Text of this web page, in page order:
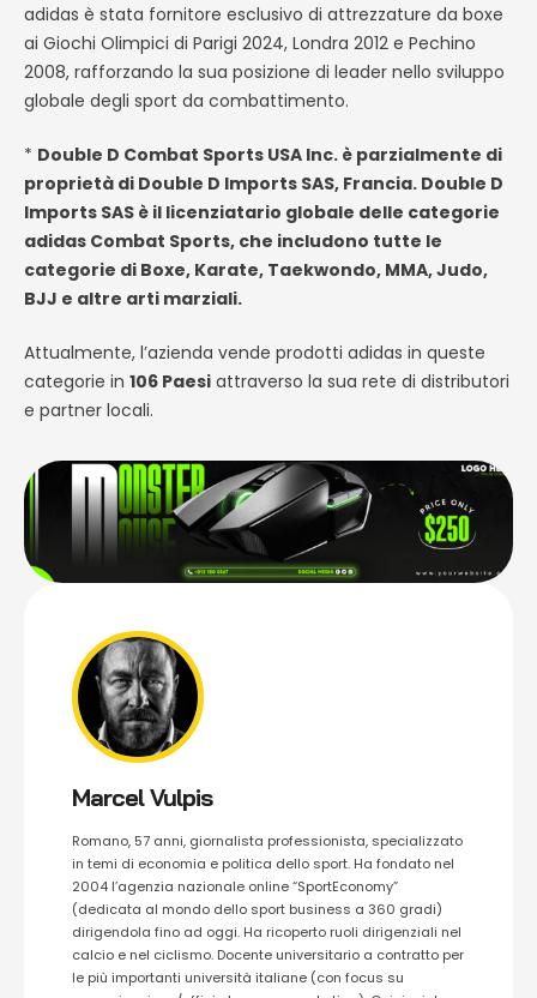
adidas è stata fornitore esclusivo di attrezzature da boxe
ai Giochi Olimpici di Parigi 2024, Londra 2012 e Pechino
2008, rafforzando la sua posizione di leader nello sviluppo
globale degli sport da combattimento.
* Double D Combat Sports USA Inc. è parzialmente di
proprietà di Double D Imports SAS, Francia. Double D
Imports SAS è il licenziatario globale delle categorie
adidas Combat Sports, che includono tutte le
categorie di Boxe, Karate, Taekwondo, MMA, Judo,
BJJ e altre arti marziali.
Attualmente, l’azienda vende prodotti adidas in queste
categorie in 106 Paesi attraverso la sua rete di distributori
e partner locali.
Marcel Vulpis
Romano, 57 anni, giornalista professionista, specializzato
in temi di economia e politica dello sport. Ha fondato nel
2004 l’agenzia nazionale online “SportEconomy”
(dedicata al mondo dello sport business a 360 gradi)
dirigendola fino ad oggi. Ha ricoperto ruoli dirigenziali nel
calcio e nel ciclismo. Docente universitario a contratto per
le più importanti università italiane (con focus su